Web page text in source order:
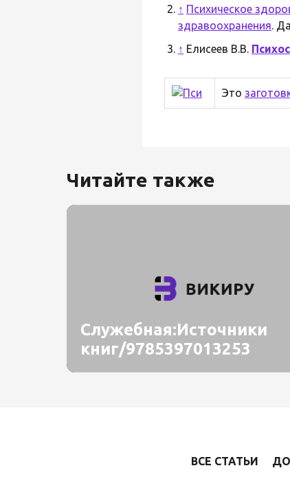
↑ Психическое
здравоохранения.
↑ Елисеев В.В.
Это
Читайте также
Служебная:Источники
книг/9785397013253
ВСЕ СТАТЬИ